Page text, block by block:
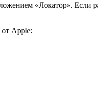
«Локатор».
от Apple: